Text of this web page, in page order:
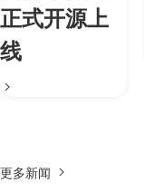
正式开源上
线
更多新闻